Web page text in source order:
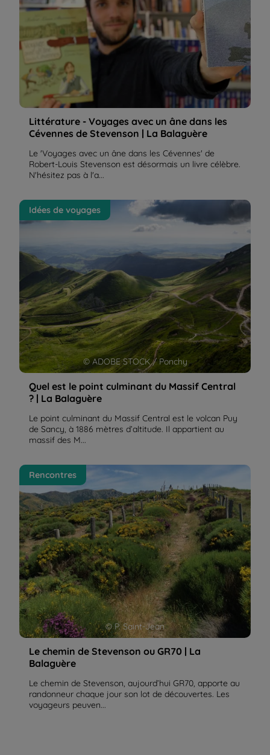
Littérature - Voyages avec un âne dans les
Cévennes de Stevenson | La Balaguère
Le 'Voyages avec un âne dans les Cévennes' de
Robert-Louis Stevenson est désormais un livre célèbre.
N'hésitez pas à l'a...
Quel est le point culminant du Massif Central ? | La
Balaguère
© ADOBE STOCK / Ponchy
Idées de voyages
Quel est le point culminant du Massif Central
? | La Balaguère
Le point culminant du Massif Central est le volcan Puy
de Sancy, à 1886 mètres d’altitude. Il appartient au
massif des M...
Le chemin de Stevenson ou GR70 | La Balaguère
© P. Saint-Jean
Rencontres
Le chemin de Stevenson ou GR70 | La
Balaguère
Le chemin de Stevenson, aujourd’hui GR70, apporte au
randonneur chaque jour son lot de découvertes. Les
voyageurs peuven...